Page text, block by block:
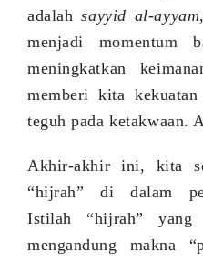
adalahsayyid al-ayyam,
menjadi momentum
meningkatkan
memberi kita
teguh pada ketakwaan.
Akhir-akhir ini, kita
“hijrah” di dalam
Istilah “hijrah” yang
mengandung makna